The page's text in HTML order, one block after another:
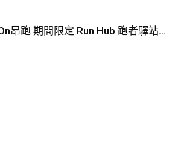
昂跑 期間限定 Run Hub 跑者驛站...